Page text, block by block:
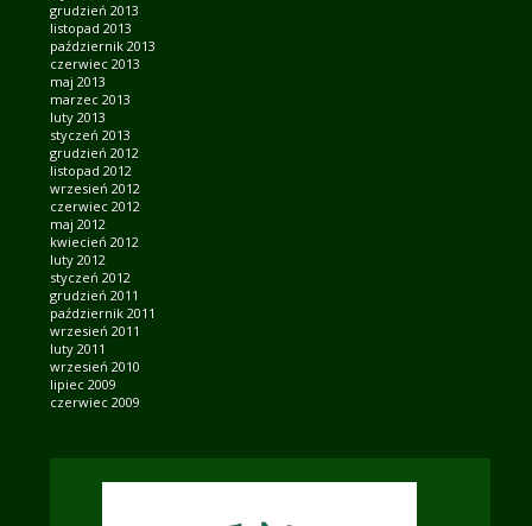
grudzień 2013
listopad 2013
październik 2013
czerwiec 2013
maj 2013
marzec 2013
luty 2013
styczeń 2013
grudzień 2012
listopad 2012
wrzesień 2012
czerwiec 2012
maj 2012
kwiecień 2012
luty 2012
styczeń 2012
grudzień 2011
październik 2011
wrzesień 2011
luty 2011
wrzesień 2010
lipiec 2009
czerwiec 2009